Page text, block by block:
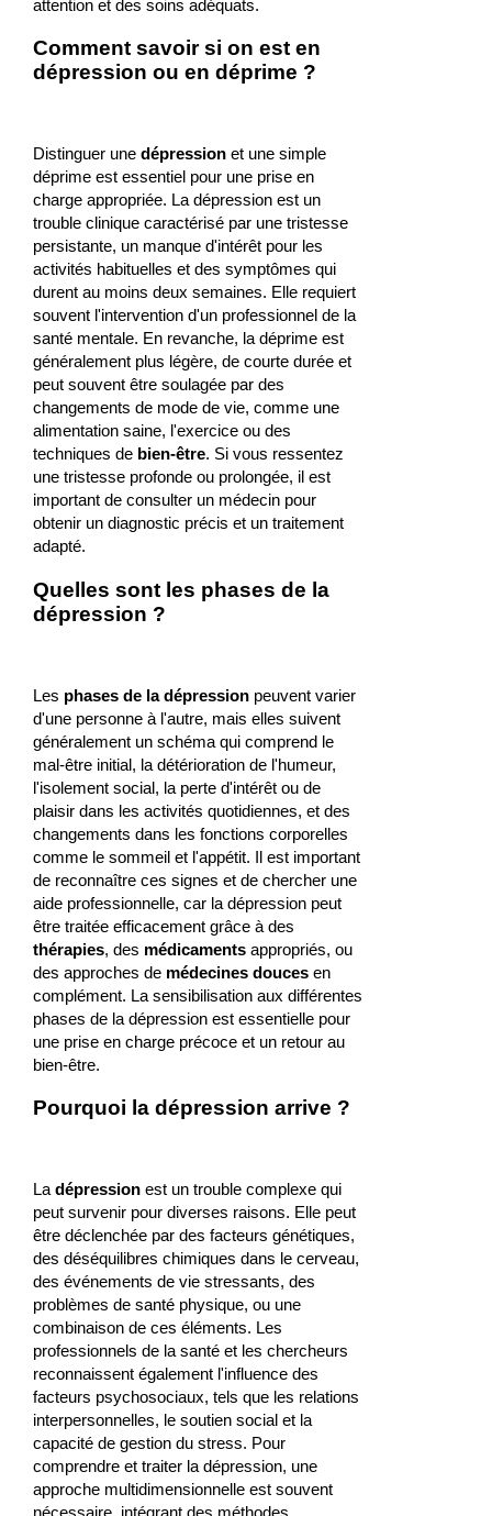
attention et des soins adéquats.
Comment savoir si on est en
dépression ou en déprime ?
Distinguer une dépressionet une simple
déprime est essentiel pour une prise en
charge appropriée. La dépression est un
trouble clinique caractérisé par une tristesse
persistante, un manque d'intérêt pour les
activités habituelles et des symptômes qui
durent au moins deux semaines. Elle requiert
souvent l'intervention d'un professionnel de la
santé mentale. En revanche, la déprime est
généralement plus légère, de courte durée et
peut souvent être soulagée par des
changements de mode de vie, comme une
alimentation saine, l'exercice ou des
techniques de bien-être. Si vous ressentez
une tristesse profonde ou prolongée, il est
important de consulter un médecin pour
obtenir un diagnostic précis et un traitement
adapté.
Quelles sont les phases de la
dépression ?
Les phases de la dépressionpeuvent varier
d'une personne à l'autre, mais elles suivent
généralement un schéma qui comprend le
mal-être initial, la détérioration de l'humeur,
l'isolement social, la perte d'intérêt ou de
plaisir dans les activités quotidiennes, et des
changements dans les fonctions corporelles
comme le sommeil et l'appétit. Il est important
de reconnaître ces signes et de chercher une
aide professionnelle, car la dépression peut
être traitée efficacement grâce à des
thérapies, des médicamentsappropriés, ou
des approches de médecines doucesen
complément. La sensibilisation aux différentes
phases de la dépression est essentielle pour
une prise en charge précoce et un retour au
bien-être.
Pourquoi la dépression arrive ?
La dépressionest un trouble complexe qui
peut survenir pour diverses raisons. Elle peut
être déclenchée par des facteurs génétiques,
des déséquilibres chimiques dans le cerveau,
des événements de vie stressants, des
problèmes de santé physique, ou une
combinaison de ces éléments. Les
professionnels de la santé et les chercheurs
reconnaissent également l'influence des
facteurs psychosociaux, tels que les relations
interpersonnelles, le soutien social et la
capacité de gestion du stress. Pour
comprendre et traiter la dépression, une
approche multidimensionnelle est souvent
nécessaire, intégrant des méthodes